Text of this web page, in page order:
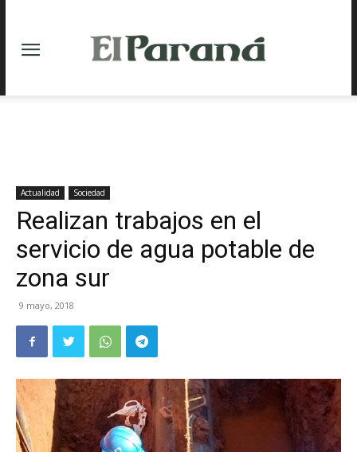
Actualidad Sociedad
Realizan trabajos en el
servicio de agua potable de
zona sur
9 mayo, 2018